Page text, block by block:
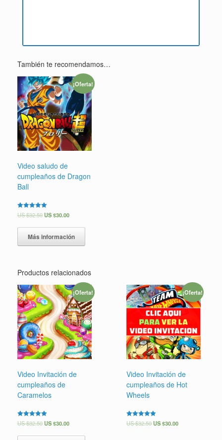
También te recomendamos…
¡Oferta!
Video saludo de
cumpleaños de Dragon
Ball
Valorado en
5.00
US $32.50US $30.00
Más información
Productos relacionados
¡Oferta!
Video Invitación de
cumpleaños de
Caramelos
Valorado en
5.00
US $32.50US $30.00
¡Oferta!
Video Invitación de
cumpleaños de Hot
Wheels
Valorado en
5.00
US $32.50US $30.00